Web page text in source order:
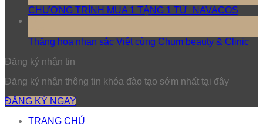
CHƯƠNG TRÌNH MUA 1 TẶNG 1 TỪ NAVACOS
Thăng hoa nhan sắc Việt cùng Chum beauty & Clinic
Đăng ký nhận tin
Đăng ký nhận thông tin khóa đào tạo sớm nhất tại đây
ĐĂNG KÝ NGAY
TRANG CHỦ